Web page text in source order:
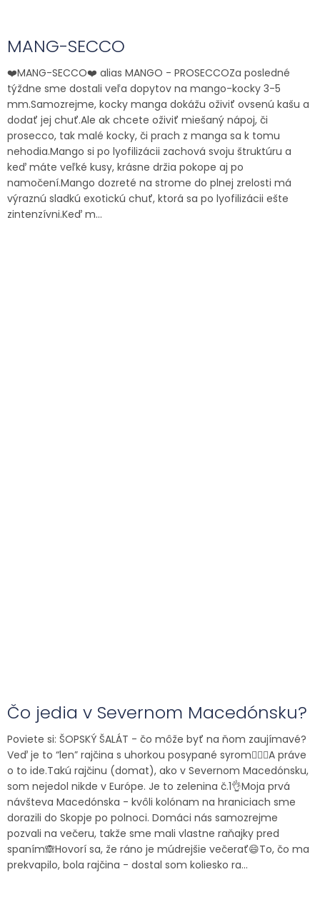
MANG-SECCO
❤️MANG-SECCO❤️ alias MANGO - PROSECCOZa posledné
týždne sme dostali veľa dopytov na mango-kocky 3-5
mm.Samozrejme, kocky manga dokážu oživiť ovsenú kašu a
dodať jej chuť.Ale ak chcete oživiť miešaný nápoj, či
prosecco, tak malé kocky, či prach z manga sa k tomu
nehodia.Mango si po lyofilizácii zachová svoju štruktúru a
keď máte veľké kusy, krásne držia pokope aj po
namočení.Mango dozreté na strome do plnej zrelosti má
výraznú sladkú exotickú chuť, ktorá sa po lyofilizácii ešte
zintenzívni.Keď m...
Čo jedia v Severnom Macedónsku?
Poviete si: ŠOPSKÝ ŠALÁT - čo môže byť na ňom zaujímavé?
Veď je to “len” rajčina s uhorkou posypané syrom🤷🏻‍♂️A práve
o to ide.Takú rajčinu (domat), ako v Severnom Macedónsku,
som nejedol nikde v Európe. Je to zelenina č.1👌Moja prvá
návšteva Macedónska - kvôli kolónam na hraniciach sme
dorazili do Skopje po polnoci. Domáci nás samozrejme
pozvali na večeru, takže sme mali vlastne raňajky pred
spaním🙈Hovorí sa, že ráno je múdrejšie večerať😄To, čo ma
prekvapilo, bola rajčina - dostal som koliesko ra...